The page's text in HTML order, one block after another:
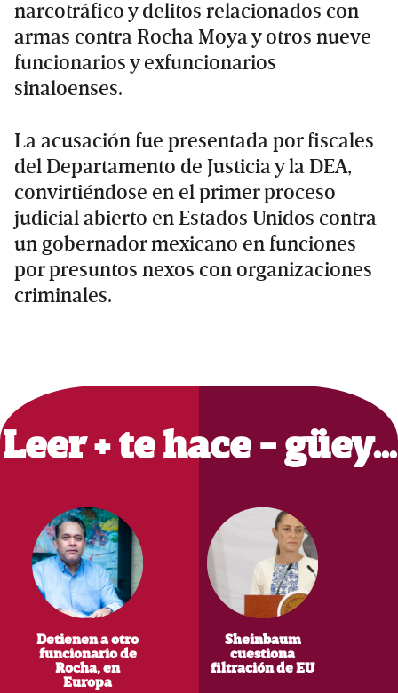
narcotráfico y delitos relacionados con
armas contra Rocha Moya y otros nueve
funcionarios y exfuncionarios
sinaloenses.
La acusación fue presentada por fiscales
del Departamento de Justicia y la DEA,
convirtiéndose en el primer proceso
judicial abierto en Estados Unidos contra
un gobernador mexicano en funciones
por presuntos nexos con organizaciones
criminales.
Primary
Sidebar
Leer + te hace - güey…
Detienen a otro
funcionario de
Rocha, en
Europa
Sheinbaum
cuestiona
filtración de EU